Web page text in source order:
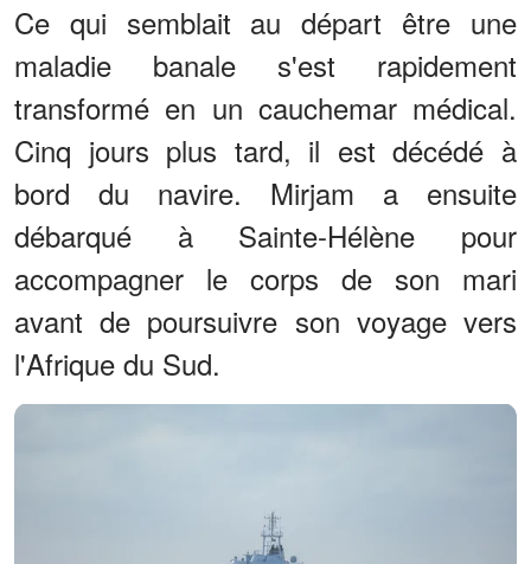
Ce qui semblait au départ être une
maladie banale s'est rapidement
transformé en un cauchemar médical.
Cinq jours plus tard, il est décédé à
bord du navire. Mirjam a ensuite
débarqué à Sainte-Hélène pour
accompagner le corps de son mari
avant de poursuivre son voyage vers
l'Afrique du Sud.